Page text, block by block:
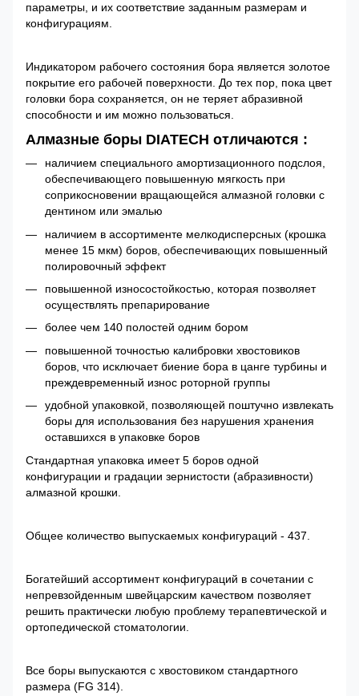
параметры, и их соответствие заданным размерам и
конфигурациям.
Индикатором рабочего состояния бора является золотое
покрытие его рабочей поверхности. До тех пор, пока цвет
головки бора сохраняется, он не теряет абразивной
способности и им можно пользоваться.
Алмазные боры DIATECH отличаются :
наличием специального амортизационного подслоя,
обеспечивающего повышенную мягкость при
соприкосновении вращающейся алмазной головки с
дентином или эмалью
наличием в ассортименте мелкодисперсных (крошка
менее 15 мкм) боров, обеспечивающих повышенный
полировочный эффект
повышенной износостойкостью, которая позволяет
осуществлять препарирование
более чем 140 полостей одним бором
повышенной точностью калибровки хвостовиков
боров, что исключает биение бора в цанге турбины и
преждевременный износ роторной группы
удобной упаковкой, позволяющей поштучно извлекать
боры для использования без нарушения хранения
оставшихся в упаковке боров
Стандартная упаковка имеет 5 боров одной
конфигурации и градации зернистости (абразивности)
алмазной крошки.
Общее количество выпускаемых конфигураций - 437.
Богатейший ассортимент конфигураций в сочетании с
непревзойденным швейцарским качеством позволяет
решить практически любую проблему терапевтической и
ортопедической стоматологии.
Все боры выпускаются с хвостовиком стандартного
размера (FG 314).